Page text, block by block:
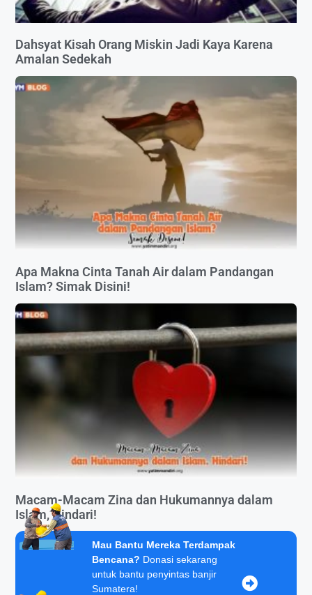
Dahsyat Kisah Orang Miskin Jadi Kaya Karena
Amalan Sedekah
Apa Makna Cinta Tanah Air dalam Pandangan
Islam? Simak Disini!
Macam-Macam Zina dan Hukumannya dalam
Islam, Hindari!
Mau Bantu Mereka Terdampak
Bencana? Donasi sekarang
untuk bantu penyintas banjir
Sumatera!